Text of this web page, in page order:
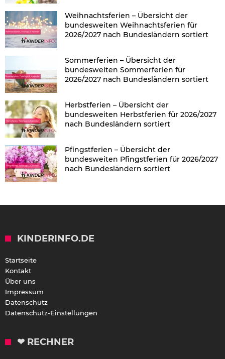
Weihnachtsferien – Übersicht der
bundesweiten Weihnachtsferien für
2026/2027 nach Bundesländern sortiert
Sommerferien – Übersicht der
bundesweiten Sommerferien für
2026/2027 nach Bundesländern sortiert
Herbstferien – Übersicht der
bundesweiten Herbstferien für 2026/2027
nach Bundesländern sortiert
Pfingstferien – Übersicht der
bundesweiten Pfingstferien für 2026/2027
nach Bundesländern sortiert
KINDERINFO.DE
Startseite
Kontakt
Über uns
Impressum
Datenschutz
Datenschutz-Einstellungen
❤ RECHNER